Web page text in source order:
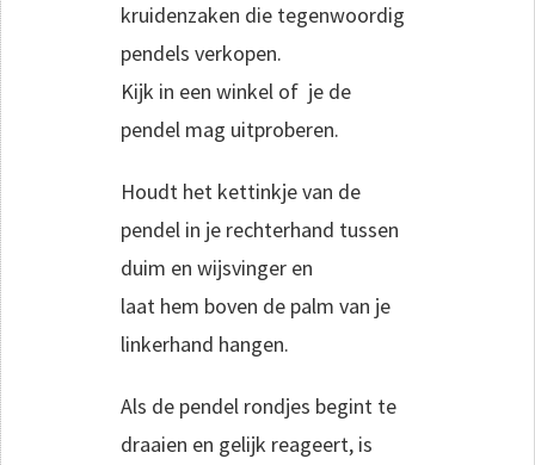
kruidenzaken die tegenwoordig
pendels verkopen.
Kijk in een winkel of je de
pendel mag uitproberen.
Houdt het kettinkje van de
pendel in je rechterhand tussen
duim en wijsvinger en
laat hem boven de palm van je
linkerhand hangen.
Als de pendel rondjes begint te
draaien en gelijk reageert, is